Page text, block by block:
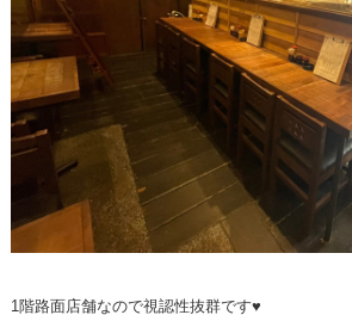
1階路面店舗なので視認性抜群です♥